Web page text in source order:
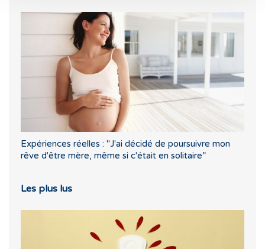
Expériences réelles : "J'ai décidé de poursuivre mon
rêve d'être mère, même si c'était en solitaire”
Les plus lus